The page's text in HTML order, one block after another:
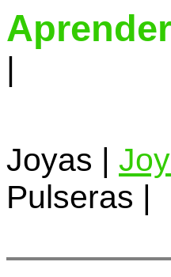
|
Joyas |
Pulseras |